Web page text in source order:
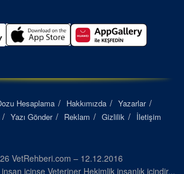
Hesaplama Hakkımızda
Yazarlar
Yazı Gönder Reklam Gizlilik İletişim
VetRehberi.com – 12.12.2016
içinse Veteriner Hekimlik insanlık içindir...